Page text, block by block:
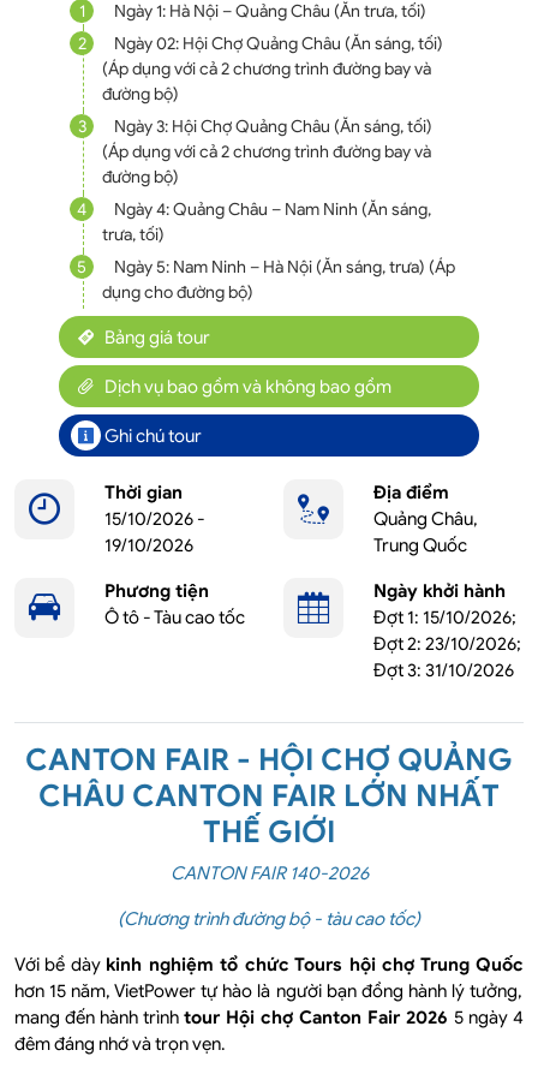
1
Ngày 1: Hà Nội – Quảng Châu (Ăn trưa, tối)
2
Ngày 02: Hội Chợ Quảng Châu (Ăn sáng, tối)
(Áp dụng với cả 2 chương trình đường bay và
đường bộ)
3
Ngày 3: Hội Chợ Quảng Châu (Ăn sáng, tối)
(Áp dụng với cả 2 chương trình đường bay và
đường bộ)
4
Ngày 4: Quảng Châu – Nam Ninh (Ăn sáng,
trưa, tối)
5
Ngày 5: Nam Ninh – Hà Nội (Ăn sáng, trưa) (Áp
dụng cho đường bộ)
Bảng giá tour
Dịch vụ bao gồm và không bao gồm
Ghi chú tour
Thời gian
15/10/2026 -
19/10/2026
Địa điểm
Quảng Châu,
Trung Quốc
Phương tiện
Ô tô - Tàu cao tốc
Ngày khởi hành
Đợt 1: 15/10/2026;
Đợt 2: 23/10/2026;
Đợt 3: 31/10/2026
CANTON FAIR - HỘI CHỢ QUẢNG
CHÂU CANTON FAIR LỚN NHẤT
THẾ GIỚI
CANTON FAIR 140-2026
(Chương trình đường bộ - tàu cao tốc)
Với bề dày kinh nghiệm tổ chức Tours hội chợ Trung Quốc
hơn 15 năm, VietPower tự hào là người bạn đồng hành lý tưởng,
mang đến hành trình tour Hội chợ Canton Fair 2026 5 ngày 4
đêm đáng nhớ và trọn vẹn.